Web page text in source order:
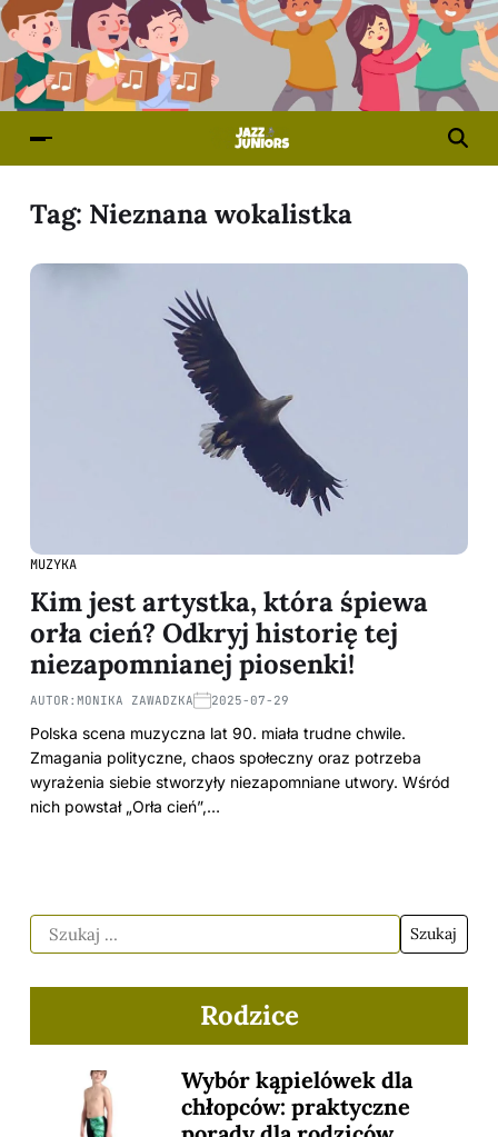
Tag: Nieznana wokalistka
MUZYKA
Kim jest artystka, która śpiewa
orła cień? Odkryj historię tej
niezapomnianej piosenki!
AUTOR: MONIKA ZAWADZKA 2025-07-29
Polska scena muzyczna lat 90. miała trudne chwile.
Zmagania polityczne, chaos społeczny oraz potrzeba
wyrażenia siebie stworzyły niezapomniane utwory. Wśród
nich powstał „Orła cień”,…
Rodzice
Wybór kąpielówek dla
chłopców: praktyczne